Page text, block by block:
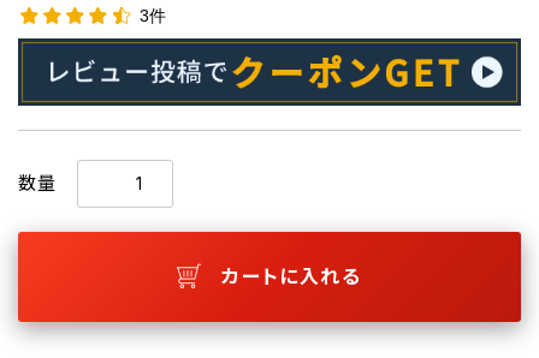
3件
数量
カートに入れる